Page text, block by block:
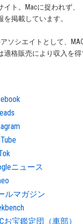
イト。Macに捉われず、
を掲載しています。
ソシエイトとして、
適格販売により収入を得
ニュース
ルマガジン
お宝鑑定団（車部）